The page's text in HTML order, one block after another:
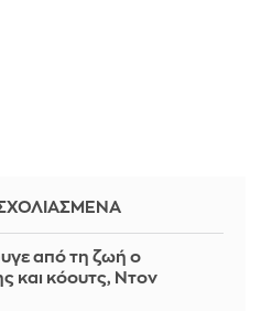
από τη ζωή ο
και κόουτς, Ντον